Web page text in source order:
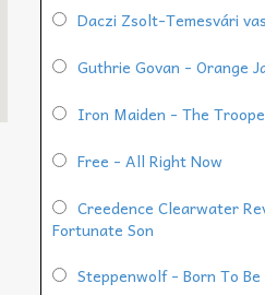
Daczi Zsolt-Temesvári
Guthrie Govan - Orange
Iron Maiden - The
Free - All Right Now
Creedence Clearwater
Fortunate Son
Steppenwolf - Born To